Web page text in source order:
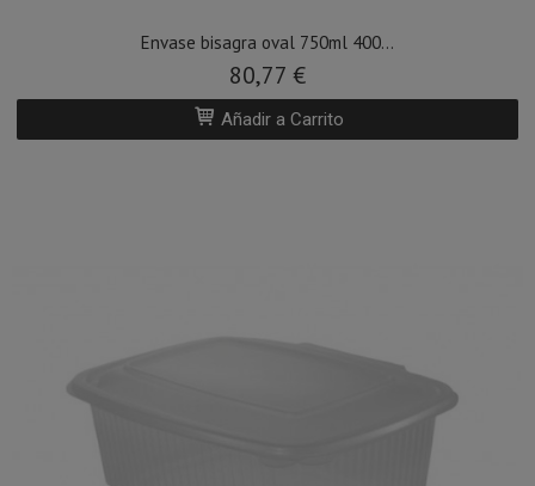
Envase bisagra oval 750ml 400...
80,77 €
Añadir a Carrito